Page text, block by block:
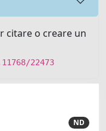
citare o creare un
22473
ND